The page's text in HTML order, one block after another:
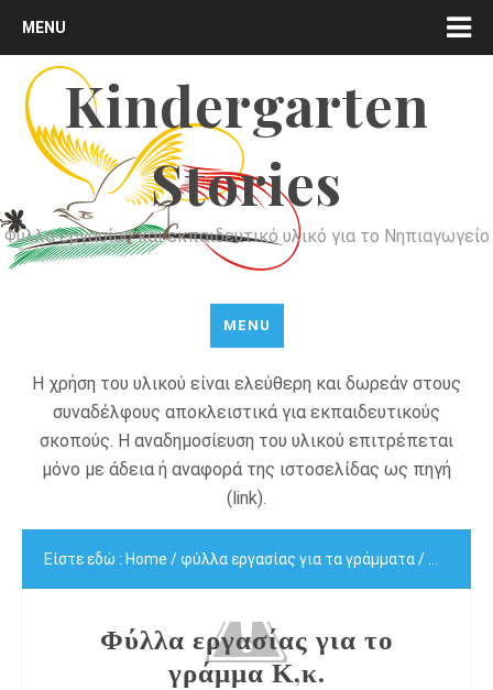
MENU
Kindergarten
Stories
Φύλλα εργασίας και εκπαιδευτικό υλικό για το Νηπιαγωγείο
MENU
Η χρήση του υλικού είναι ελεύθερη και δωρεάν στους
συναδέλφους αποκλειστικά για εκπαιδευτικούς
σκοπούς. Η αναδημοσίευση του υλικού επιτρέπεται
μόνο με άδεια ή αναφορά της ιστοσελίδας ως πηγή
(link).
Είστε εδώ : Home /φύλλα εργασίας για τα γράμματα/
Φύλλα εργασίας για το
γράμμα Κ,κ.